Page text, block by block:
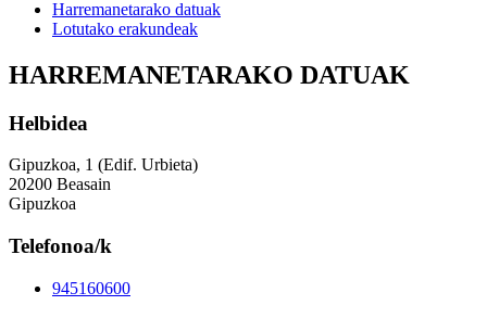
Harremanetarako datuak
Lotutako erakundeak
HARREMANETARAKO DATUAK
Helbidea
Gipuzkoa, 1 (Edif. Urbieta)
20200 Beasain
Gipuzkoa
Telefonoa/k
945160600